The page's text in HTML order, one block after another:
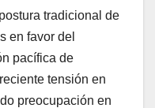
tradicional de
en favor del
pacífica de
tensión en
preocupación en